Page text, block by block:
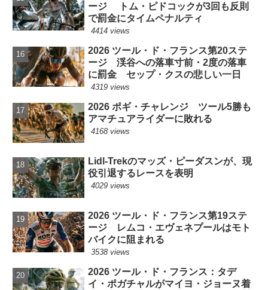
ージ トム・ピドコックが3回も反則
で罰金にタイムペナルティ
4414 views
2026 ツール・ド・フランス第20ステ
ージ 渓谷への落車寸前・2度の落車
に罰金 セップ・クスの悲しい一日
4319 views
2026 ポギ・チャレンジ ツール5勝も
アマチュアライダーに敗れる
4168 views
Lidl-Trekのマッズ・ピーダスンが、現
役引退するレースを表明
4029 views
2026 ツール・ド・フランス第19ステ
ージ レムコ・エヴェネプールはモト
バイクに阻まれる
3538 views
2026 ツール・ド・フランス：タデ
イ・ポガチャルがマイヨ・ジョーヌ着